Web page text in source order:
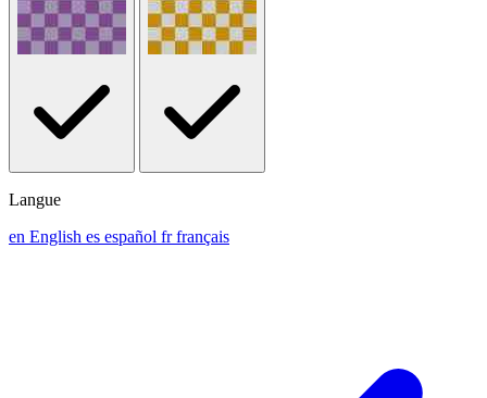
Langue
en English es español fr français